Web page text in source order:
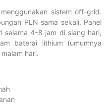
sistem off-grid.
PLN sama sekali. Panel
selama 4–8 jam di siang hari,
baterai lithium (umumnya
hari.